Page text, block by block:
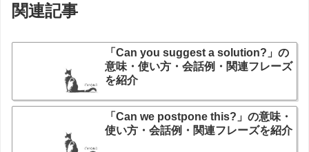
関連記事
「Can you suggest a solution?」の
意味・使い方・会話例・関連フレーズ
を紹介
「Can we postpone this?」の意味・
使い方・会話例・関連フレーズを紹介